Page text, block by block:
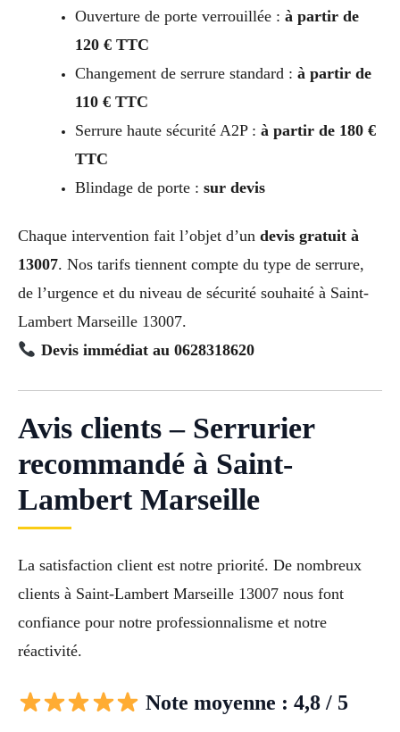
Ouverture de porte verrouillée : à partir de
120 € TTC
Changement de serrure standard : à partir de
110 € TTC
Serrure haute sécurité A2P : à partir de 180 €
TTC
Blindage de porte : sur devis
Chaque intervention fait l’objet d’un devis gratuit à
13007. Nos tarifs tiennent compte du type de serrure,
de l’urgence et du niveau de sécurité souhaité à Saint-
Lambert Marseille 13007.
Devis immédiat au 0628318620
Avis clients – Serrurier
recommandé à Saint-
Lambert Marseille
La satisfaction client est notre priorité. De nombreux
clients à Saint-Lambert Marseille 13007 nous font
confiance pour notre professionnalisme et notre
réactivité.
Note moyenne : 4,8 / 5